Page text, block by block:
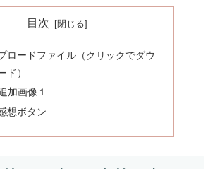
目次
ロードファイル（クリックでダウ
ド）
加画像１
想ボタン